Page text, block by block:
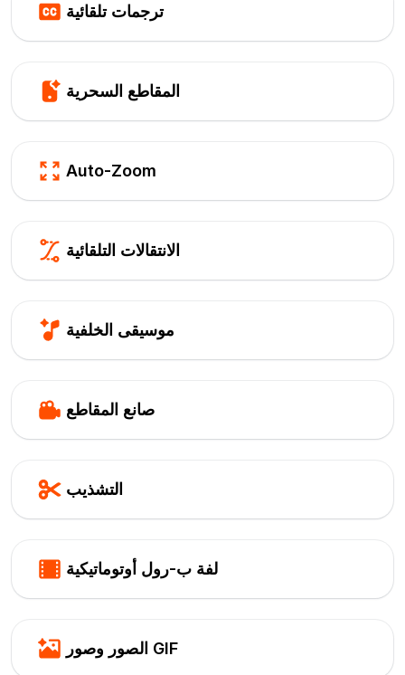
ترجمات تلقائية
المقاطع السحرية
Auto-Zoom
الانتقالات التلقائية
موسيقى الخلفية
صانع المقاطع
التشذيب
لفة ب-رول أوتوماتيكية
الصور وصور GIF